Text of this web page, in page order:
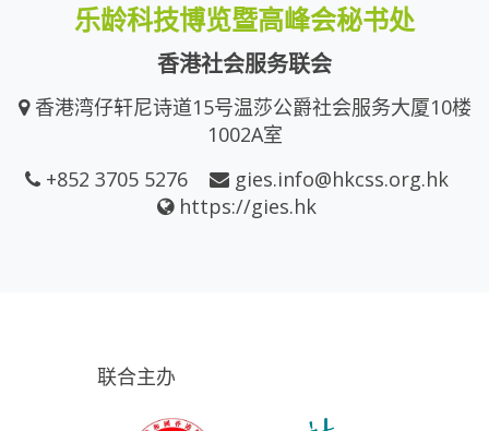
乐龄科技博览暨高峰会秘书处
香港社会服务联会
香港湾仔轩尼诗道15号温莎公爵社会服务大厦10楼
1002A室
+852 3705 5276
gies.info@hkcss.org.hk
https://gies.hk
联合主办